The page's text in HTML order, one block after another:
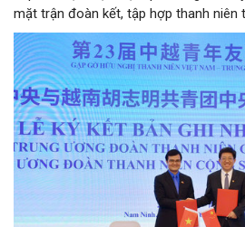
mặt trận đoàn kết, tập hợp thanh niên
vệ Đảng và hệ thống chính trị; công
tham mưu, phối hợp… Qua đó hoàn
quyết Đại hội Đoàn khóa XII đặt ra,
với hành động cách mạng thống nhất:
phong trong kỷ nguyên mới”.